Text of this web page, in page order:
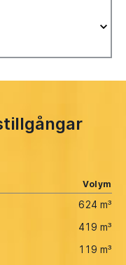
Volym
624 m³
419 m³
119 m³